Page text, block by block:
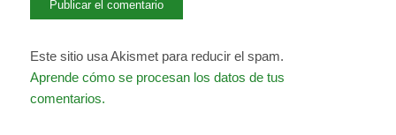
Este sitio usa Akismet para reducir el spam.
Aprende cómo se procesan los datos de tus
comentarios.